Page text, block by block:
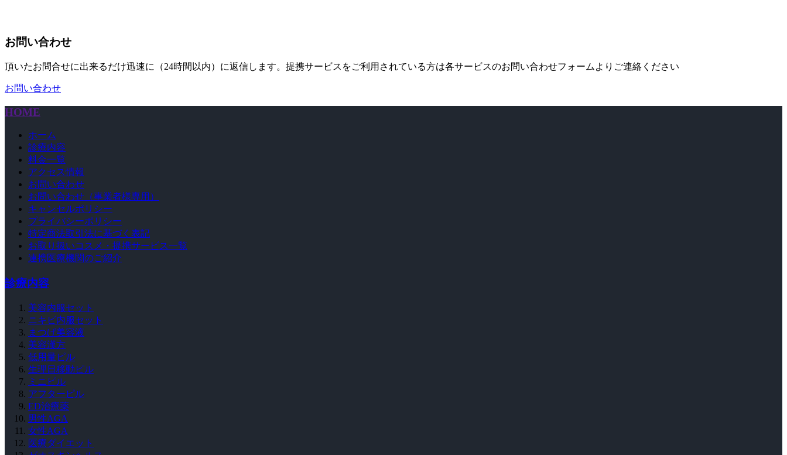
お問い合わせ
頂いたお問合せに出来るだけ迅速に（24時間以内）に返信します。提携サービスをご利用されている方は各サービスのお問い合わせフォームよりご連絡ください
お問い合わせ
HOME
ホーム
診療内容
料金一覧
アクセス情報
お問い合わせ
お問い合わせ（事業者様専用）
キャンセルポリシー
プライバシーポリシー
特定商法取引法に基づく表記
お取り扱いコスメ・提携サービス一覧
連携医療機関のご紹介
診療内容
美容内服セット
ニキビ内服セット
まつげ美容液
美容漢方
低用量ピル
生理日移動ピル
ミニピル
アフターピル
ED治療薬
男性AGA
女性AGA
医療ダイエット